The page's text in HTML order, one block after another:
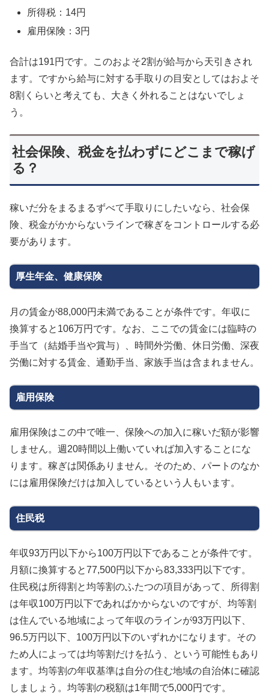
所得税：14円
雇用保険：3円
合計は191円です。このおよそ2割が給与から天引きされ
ます。ですから給与に対する手取りの目安としてはおよそ
8割くらいと考えても、大きく外れることはないでしょ
う。
社会保険、税金を払わずにどこまで稼げ
る？
稼いだ分をまるまるずべて手取りにしたいなら、社会保
険、税金がかからないラインで稼ぎをコントロールする必
要があります。
厚生年金、健康保険
月の賃金が88,000円未満であることが条件です。年収に
換算すると106万円です。なお、ここでの賃金には臨時の
手当て（結婚手当や賞与）、時間外労働、休日労働、深夜
労働に対する賃金、通勤手当、家族手当は含まれません。
雇用保険
雇用保険はこの中で唯一、保険への加入に稼いだ額が影響
しません。週20時間以上働いていれば加入することにな
ります。稼ぎは関係ありません。そのため、パートのなか
には雇用保険だけは加入しているという人もいます。
住民税
年収93万円以下から100万円以下であることが条件です。
月額に換算すると77,500円以下から83,333円以下です。
住民税は所得割と均等割のふたつの項目があって、所得割
は年収100万円以下であればかからないのですが、均等割
は住んでいる地域によって年収のラインが93万円以下、
96.5万円以下、100万円以下のいずれかになります。その
ため人によっては均等割だけを払う、という可能性もあり
ます。均等割の年収基準は自分の住む地域の自治体に確認
しましょう。均等割の税額は1年間で5,000円です。